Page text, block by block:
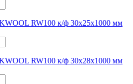
RW100 к/ф 30x25x1000 мм
RW100 к/ф 30x28x1000 мм